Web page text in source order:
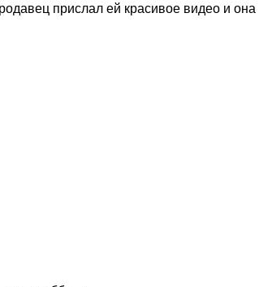
прислал ей красивое видео и она